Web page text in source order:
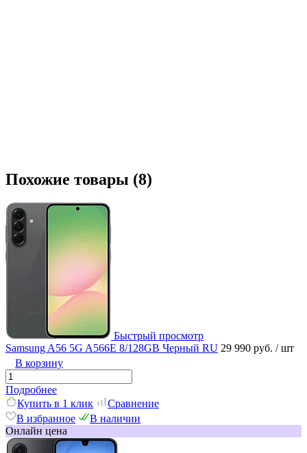
Похожие товары (8)
Быстрый просмотр
Samsung A56 5G A566E 8/128GB Черный RU 29 990 руб. / шт
В корзину
Подробнее
Купить в 1 клик
Сравнение
В избранное
В наличии
Онлайн цена